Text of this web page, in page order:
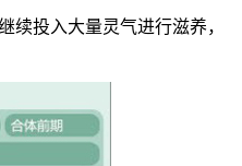
续投入大量灵气进行滋养，